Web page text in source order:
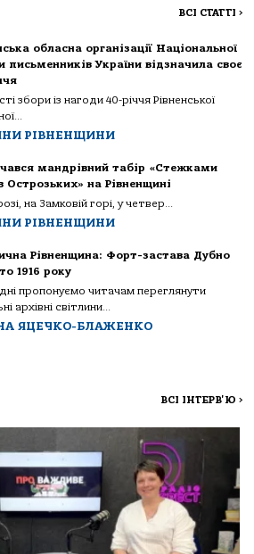
ВСІ СТАТТІ >
обласна організації Національної
письменників України відзначила своє
збори із нагоди 40-річчя Рівненської
РІВНЕНЩИНИ
мандрівний табір «Стежками
Острозьких» на Рівненщині
на Замковій горі, у четвер...
РІВНЕНЩИНИ
Рівненщина: Форт-застава Дубно
1916 року
пропонуємо читачам переглянути
архівні світлини...
ЯЦЕЧКО-БЛАЖЕНКО
ВСІ ІНТЕРВ'Ю >